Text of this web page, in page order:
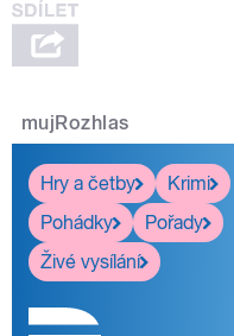
mujRozhlas
Hry a četby
Krimi
Pohádky
Pořady
Živé vysílání